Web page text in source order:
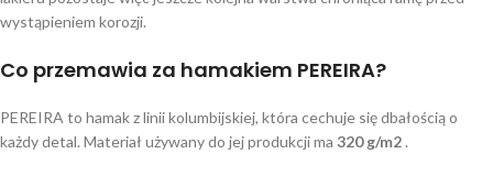
wystąpieniem korozji.
Co przemawia za hamakiem PEREIRA?
PEREIRA to hamak z linii kolumbijskiej, która cechuje się dbałością o
każdy detal. Materiał używany do jej produkcji ma 320 g/m2.